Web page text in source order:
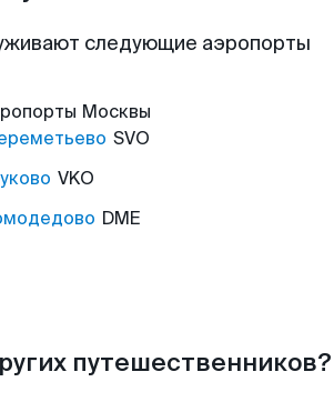
следующие аэропорты
Москвы
SVO
VKO
DME
путешественников?